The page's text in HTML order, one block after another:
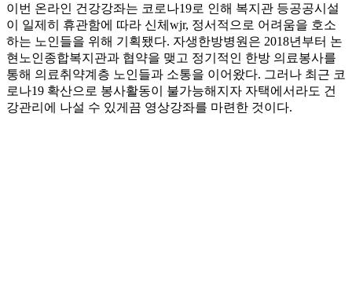
이번 온라인 건강강좌는 코로나19로 인해 복지관 등공공시설
이 일제히 휴관함에 따라 신체wjr, 정서적으로 어려움을 호소
하는 노인들을 위해 기획됐다. 자생한방병원은 2018년부터 논
현노인종합복지관과 협약을 맺고 정기적인 한방 의료봉사를
통해 의료취약계층 노인들과 소통을 이어왔다. 그러나 최근 코
로나19 확산으로 봉사활동이 불가능해지자 자택에서라도 건
강관리에 나설 수 있게끔 영상강좌를 마련한 것이다.